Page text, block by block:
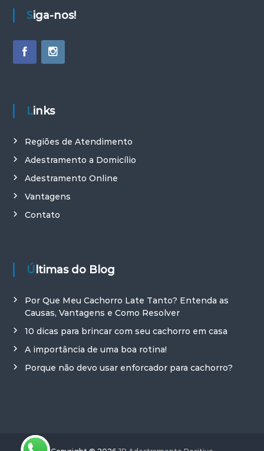
Siga-nos!
Links
Regiões de Atendimento
Adestramento a Domicílio
Adestramento Online
Vantagens
Contato
Últimas do Blog
Por Que Meu Cachorro Late Tanto? Entenda as
Causas, Vantagens e Como Resolver
10 dicas para brincar com seu cachorro em casa
A importância de uma boa rotina!
Porque não devo usar enforcador para cachorro?